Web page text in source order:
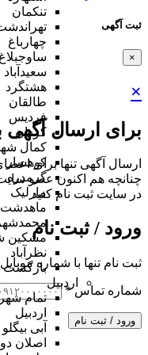
ثبت آگهی
×
×
برای ارسال آگهی
ارسال آگهی تنها برای
چنانچه هم‌ اکنون عضو
در سایت ثبت نام کنید
ورود / ثبت نام
ثبت نام تنها با شماره
شماره تماس*
ورود / ثبت نام
تنکمان
چهارباغ
ساوجبلاغ
سعیدآباد
هشتگرد
طالقان
فردیس
کردان
کمال
کوهسار
گرمدره
مارلیک
ماهدشت
محمدشهر
مشکین
نظرآباد
بازگشت
اردبیل
تمام
اردبیل
آبی بیگلو
اصلان